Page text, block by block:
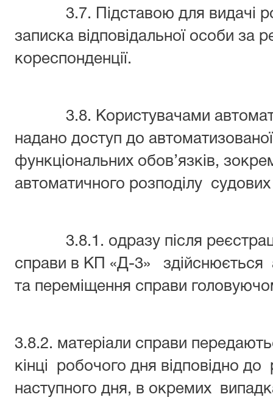
3.7. Підставою для видачі
записка відповідальної особи за
кореспонденції.
3.8. Користувачами
надано доступ до
функціональних обов’язків,
автоматичного розподілу
3.8.1. одразу після реєстрації
справи в КП «Д-3» здійснюється
та переміщення справи
3.8.2. матеріали справи
кінці робочого дня відповідно
наступного дня, в окремих